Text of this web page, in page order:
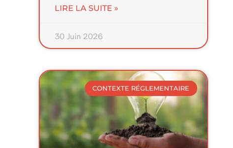
LIRE LA SUITE »
30 Juin 2026
CONTEXTE RÉGLEMENTAIRE